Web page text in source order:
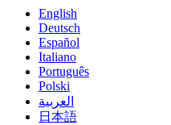
English
Deutsch
Español
Italiano
Português
Polski
العربية
日本語